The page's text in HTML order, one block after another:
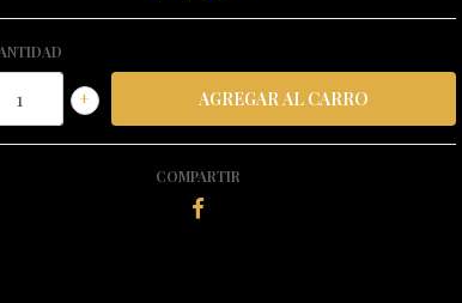
+
COMPARTIR